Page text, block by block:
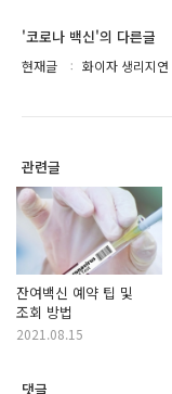
'코로나 백신'의 다른글
현재글 화이자 생리지연
관련글
잔여백신 예약 팁 및
조회 방법
2021.08.15
댓글